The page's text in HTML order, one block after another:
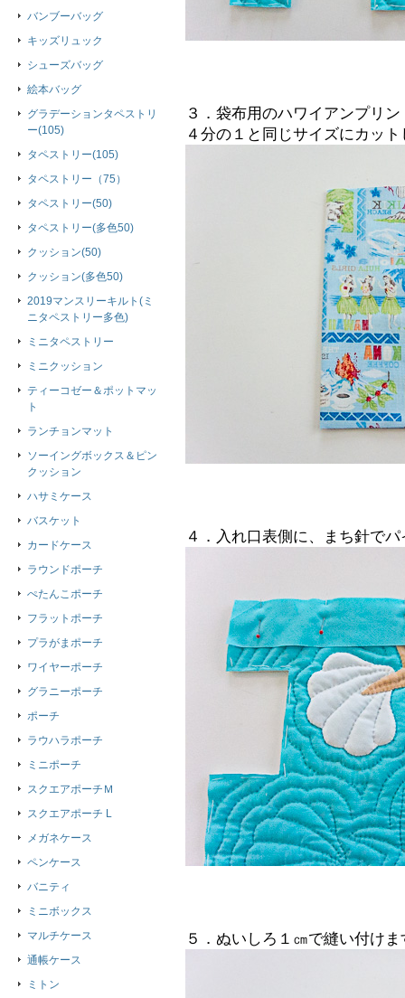
３．袋布用のハワイアンプリ
４分の１と同じサイズにカッ
４．入れ口表側に、まち針で
５．ぬいしろ１㎝で縫い付けま
バンブーバッグ
キッズリュック
シューズバッグ
絵本バッグ
グラデーションタペストリ
ー(105)
タペストリー(105)
タペストリー（75）
タペストリー(50)
タペストリー(多色50)
クッション(50)
クッション(多色50)
2019マンスリーキルト(ミ
ニタペストリー多色)
ミニタペストリー
ミニクッション
ティーコゼー＆ポットマッ
ト
ランチョンマット
ソーイングボックス＆ピン
クッション
ハサミケース
バスケット
カードケース
ラウンドポーチ
ぺたんこポーチ
フラットポーチ
プラがまポーチ
ワイヤーポーチ
グラニーポーチ
ポーチ
ラウハラポーチ
ミニポーチ
スクエアポーチＭ
スクエアポーチ L
メガネケース
ペンケース
バニティ
ミニボックス
マルチケース
通帳ケース
ミトン